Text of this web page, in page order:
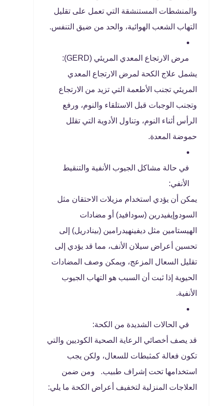
والمنشطات المستنشقة التي تعمل على تقليل
التهاب الشعب الهوائية، والحد من ضيق التنفس.
مرض الارتجاع المعدي المريئي (GERD):
يشمل علاج الكحة لمرض الارتجاع المعدي
المريئي تجنب الأطعمة التي تزيد من الارتجاع
وتجنب الوجبات قبل الاستلقاء والنوم، ورفع
الرأس أثناء النوم، وتناول الأدوية التي تقلل
حموضة المعدة.
في حالة مشاكل الجيوب الأنفية والتنقيط
الأنفي:
يمكن أن يؤدي استخدام مزيلات الاحتقان مثل
السودوإيفيدرين (سودافيد) أو مضادات
الهيستامين مثل ديفينهيدرامين (بينادريل) إلى
تحسين أعراض سيلان الأنف، مما قد يؤدي إلى
تقليل السعال المزعج، ويمكن وصف المضادات
الحيوية إذا ثبت أن السبب هو التهاب الجيوب
الأنفية.
في الحالات الشديدة من الكحة:
قد يصف أخصائي الرعاية الصحية الكوديين والتي
تكون فعالة كمثبطات للسعال، ولكن يجب
استخدامها تحت إشراف طبيب. ومن ضمن
العلاجات المنزلية لتخفيف أعراض الكحة ما يلي: